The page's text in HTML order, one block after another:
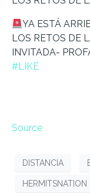
YA ESTÁ
LOS RETOS DE
INVITADA-
#LIKE
Source
DISTANCIA
HERMITSNATION